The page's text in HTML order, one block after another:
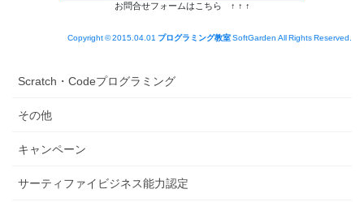
お問合せフォームはこちら ↑ ↑ ↑
Copyright © 2015.04.01 プログラミング教室SoftGarden All Rights Reserved.
Scratch・Codeプログラミング
その他
キャンペーン
サーティファイビジネス能力認定